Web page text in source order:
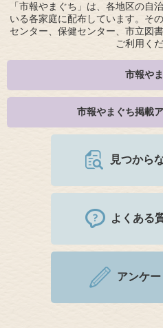
「市報やまぐち」は、各地区の自
いる各家庭に配布しています。そ
センター、保健センター、市立図
ご利用くだ
市報や
市報やまぐち掲載
見つから
よくある
アンケ